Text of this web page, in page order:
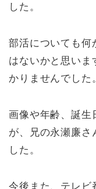
した。
部活についても何
はないかと思いま
かりませんでした
画像や年齢、誕生
が、兄の永瀬廉さ
した。
今後また、テレビ